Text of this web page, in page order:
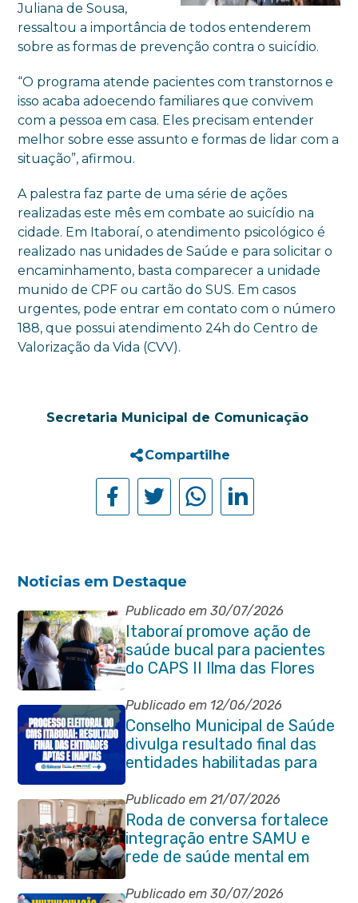
Juliana de Sousa,
ressaltou a importância de todos entenderem
sobre as formas de prevenção contra o suicídio.
“O programa atende pacientes com transtornos e
isso acaba adoecendo familiares que convivem
com a pessoa em casa. Eles precisam entender
melhor sobre esse assunto e formas de lidar com a
situação”, afirmou.
A palestra faz parte de uma série de ações
realizadas este mês em combate ao suicídio na
cidade. Em Itaboraí, o atendimento psicológico é
realizado nas unidades de Saúde e para solicitar o
encaminhamento, basta comparecer a unidade
munido de CPF ou cartão do SUS. Em casos
urgentes, pode entrar em contato com o número
188, que possui atendimento 24h do Centro de
Valorização da Vida (CVV).
Secretaria Municipal de Comunicação
Compartilhe
Noticias em Destaque
Publicado em 30/07/2026
Itaboraí promove ação de
saúde bucal para pacientes
do CAPS II Ilma das Flores
Publicado em 12/06/2026
Conselho Municipal de Saúde
divulga resultado final das
entidades habilitadas para
eleição do quadriênio 2026-
2030
Publicado em 21/07/2026
Roda de conversa fortalece
integração entre SAMU e
rede de saúde mental em
Itaboraí
Publicado em 30/07/2026